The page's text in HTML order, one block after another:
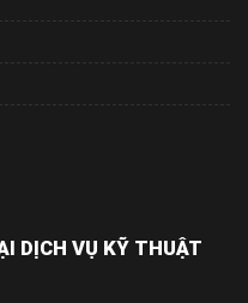
DỊCH VỤ KỸ THUẬT